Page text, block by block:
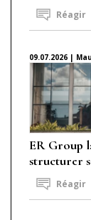
Réagir
09.07.2026 |
ER Group
structurer
Réagir